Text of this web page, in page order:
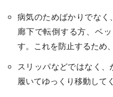
病気のためばかりでなく
廊下で転倒する方、ベ
す。これを防止するため
スリッパなどではなく
履いてゆっくり移動して